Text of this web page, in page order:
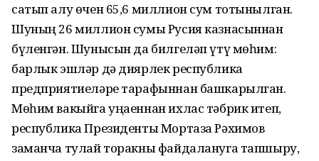
сатып алу өчен 65,6 миллион сум тотынылган.
Шуның 26 миллион сумы Русия казнасыннан
бүленгән. Шунысын да билгеләп үтү мөһим:
барлык эшләр дә диярлек республика
предприятиеләре тарафыннан башкарылган.
Мөһим вакыйга уңаеннан ихлас тәбрик итеп,
республика Президенты Мортаза Рәхимов
заманча тулай торакны файдалануга тапшыру,